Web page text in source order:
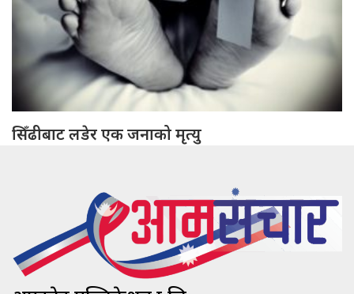
सिँढीबाट लडेर एक जनाको मृत्यु